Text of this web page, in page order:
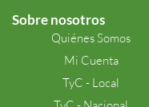
Sobre nosotros
Quiénes Somos
Mi Cuenta
TyC - Local